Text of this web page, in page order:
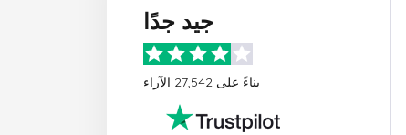
جيد جدًا
بناءً على 27,542 الآراء